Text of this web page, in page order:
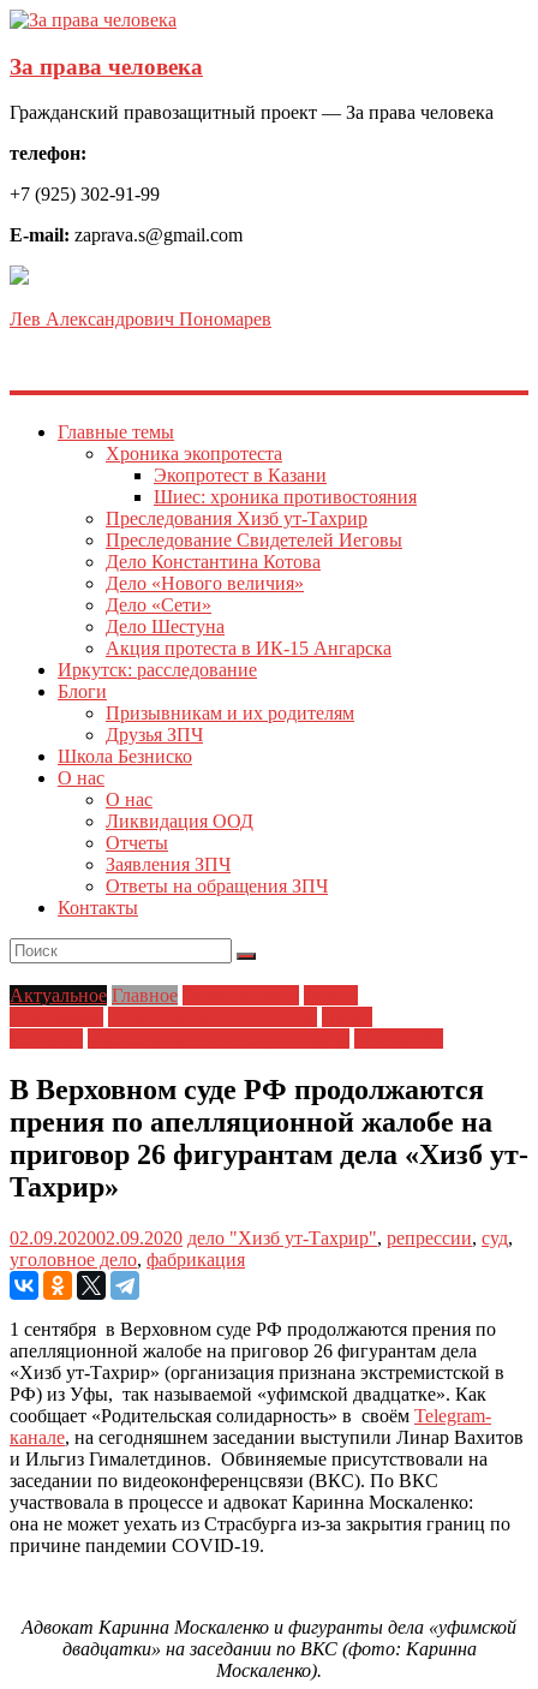
За права человека
Гражданский правозащитный проект — За права человека
телефон:
+7 (925) 302-91-99
E-mail: zaprava.s@gmail.com
Лев Александрович Пономарев
Главные темы
Хроника экопротеста
Экопротест в Казани
Шиес: хроника противостояния
Преследования Хизб ут-Тахрир
Преследование Свидетелей Иеговы
Дело Константина Котова
Дело «Нового величия»
Дело «Сети»
Дело Шестуна
Акция протеста в ИК-15 Ангарска
Иркутск: расследование
Блоги
Призывникам и их родителям
Друзья ЗПЧ
Школа Безниско
О нас
О нас
Ликвидация ООД
Отчеты
Заявления ЗПЧ
Ответы на обращения ЗПЧ
Контакты
Актуальное Главное
В Верховном суде РФ продолжаются
прения по апелляционной жалобе на
приговор 26 фигурантам дела «Хизб ут-
Тахрир»
02.09.202002.09.2020 дело "Хизб ут-Тахрир", репрессии, суд,
уголовное дело, фабрикация
1 сентября в Верховном суде РФ продолжаются прения по
апелляционной жалобе на приговор 26 фигурантам дела
«Хизб ут-Тахрир» (организация признана экстремистской в
РФ) из Уфы, так называемой «уфимской двадцатке». Как
сообщает «Родительская солидарность» в своём Telegram-
канале, на сегодняшнем заседании выступили Линар Вахитов
и Ильгиз Гималетдинов. Обвиняемые присутствовали на
заседании по видеоконференцсвязи (ВКС). По ВКС
участвовала в процессе и адвокат Каринна Москаленко:
она не может уехать из Страсбурга из-за закрытия границ по
причине пандемии COVID-19.
Адвокат Каринна Москаленко и фигуранты дела «уфимской
двадцатки» на заседании по ВКС (фото: Каринна
Москаленко).